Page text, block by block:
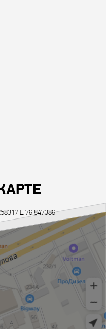
E 76.847386